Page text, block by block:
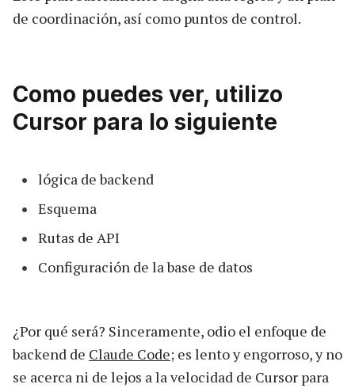
de coordinación, así como puntos de control.
Como puedes ver, utilizo
Cursor para lo siguiente
lógica de backend
Esquema
Rutas de API
Configuración de la base de datos
¿Por qué será? Sinceramente, odio el enfoque de
backend de Claude Code; es lento y engorroso, y no
se acerca ni de lejos a la velocidad de Cursor para